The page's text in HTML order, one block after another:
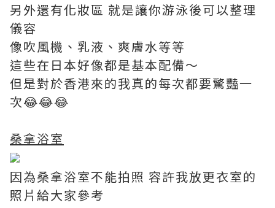
另外還有化妝區 就是讓你游泳後可以整理
儀容
像吹風機、乳液、爽膚水等等
這些在日本好像都是基本配備～
但是對於香港來的我真的每次都要驚豔一
次😂😂😂
桑拿浴室
因為桑拿浴室不能拍照 容許我放更衣室的
照片給大家參考